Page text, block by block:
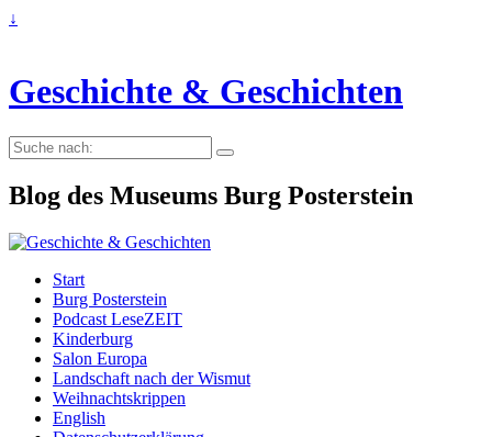
↓
Geschichte & Geschichten
Suche
nach:
Blog des Museums Burg Posterstein
Start
Burg Posterstein
Podcast LeseZEIT
Kinderburg
Salon Europa
Landschaft nach der Wismut
Weihnachtskrippen
English